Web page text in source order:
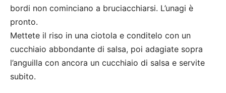
bordi non cominciano a bruciacchiarsi. L’unagi è
pronto.
Mettete il riso in una ciotola e conditelo con un
cucchiaio abbondante di salsa, poi adagiate sopra
l’anguilla con ancora un cucchiaio di salsa e servite
subito.